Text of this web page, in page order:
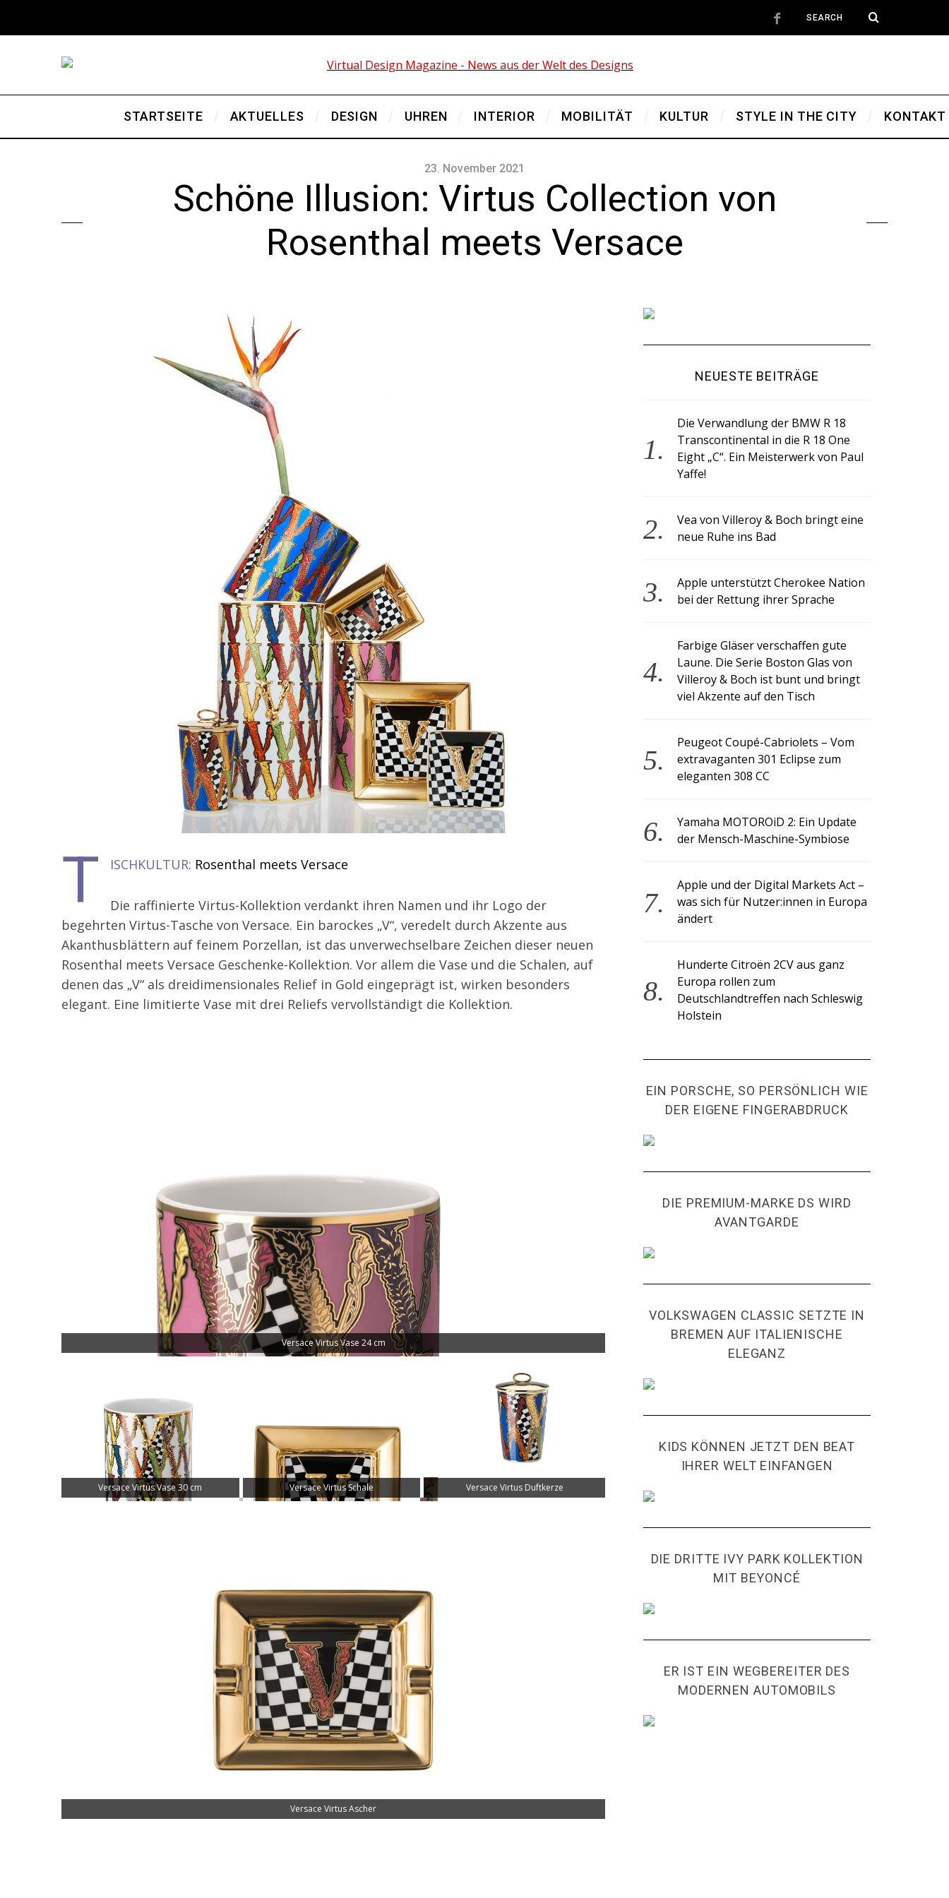
STARTSEITE AKTUELLES DESIGN UHREN INTERIOR MOBILITÄT KULTUR STYLE IN THE CITY KONTAKT
23. November 2021
Schöne Illusion: Virtus Collection von
Rosenthal meets Versace
T ISCHKULTUR: Rosenthal meets Versace
Die raffinierte Virtus-Kollektion verdankt ihren Namen und ihr Logo der
begehrten Virtus-Tasche von Versace. Ein barockes „V“, veredelt durch Akzente aus
Akanthusblättern auf feinem Porzellan, ist das unverwechselbare Zeichen dieser neuen
Rosenthal meets Versace Geschenke-Kollektion. Vor allem die Vase und die Schalen, auf
denen das „V“ als dreidimensionales Relief in Gold eingeprägt ist, wirken besonders
elegant. Eine limitierte Vase mit drei Reliefs vervollständigt die Kollektion.
Versace Virtus Vase 24 cm
Versace Virtus Vase 30 cm Versace Virtus Schale Versace Virtus Duftkerze
Versace Virtus Ascher
NEUESTE BEITRÄGE
Die Verwandlung der BMW R 18
Transcontinental in die R 18 One
Eight „C“. Ein Meisterwerk von Paul
Yaffe!
Vea von Villeroy & Boch bringt eine
neue Ruhe ins Bad
Apple unterstützt Cherokee Nation
bei der Rettung ihrer Sprache
Farbige Gläser verschaffen gute
Laune. Die Serie Boston Glas von
Villeroy & Boch ist bunt und bringt
viel Akzente auf den Tisch
Peugeot Coupé-Cabriolets – Vom
extravaganten 301 Eclipse zum
eleganten 308 CC
Yamaha MOTOROiD 2: Ein Update
der Mensch-Maschine-Symbiose
Apple und der Digital Markets Act –
was sich für Nutzer:innen in Europa
ändert
Hunderte Citroën 2CV aus ganz
Europa rollen zum
Deutschlandtreffen nach Schleswig
Holstein
EIN PORSCHE, SO PERSÖNLICH WIE
DER EIGENE FINGERABDRUCK
DIE PREMIUM-MARKE DS WIRD
AVANTGARDE
VOLKSWAGEN CLASSIC SETZTE IN
BREMEN AUF ITALIENISCHE
ELEGANZ
KIDS KÖNNEN JETZT DEN BEAT
IHRER WELT EINFANGEN
DIE DRITTE IVY PARK KOLLEKTION
MIT BEYONCÉ
ER IST EIN WEGBEREITER DES
MODERNEN AUTOMOBILS